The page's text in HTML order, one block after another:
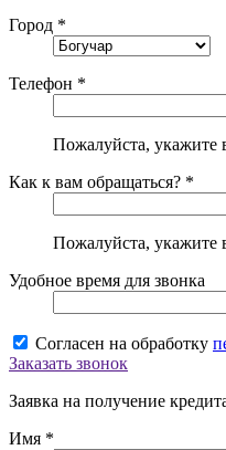
Город *
Телефон *
Пожалуйста, укажите
Как к вам обращаться? *
Пожалуйста, укажите
Удобное время для звонка
Согласен на обработку
Заказать звонок
Заявка на получение
Имя *